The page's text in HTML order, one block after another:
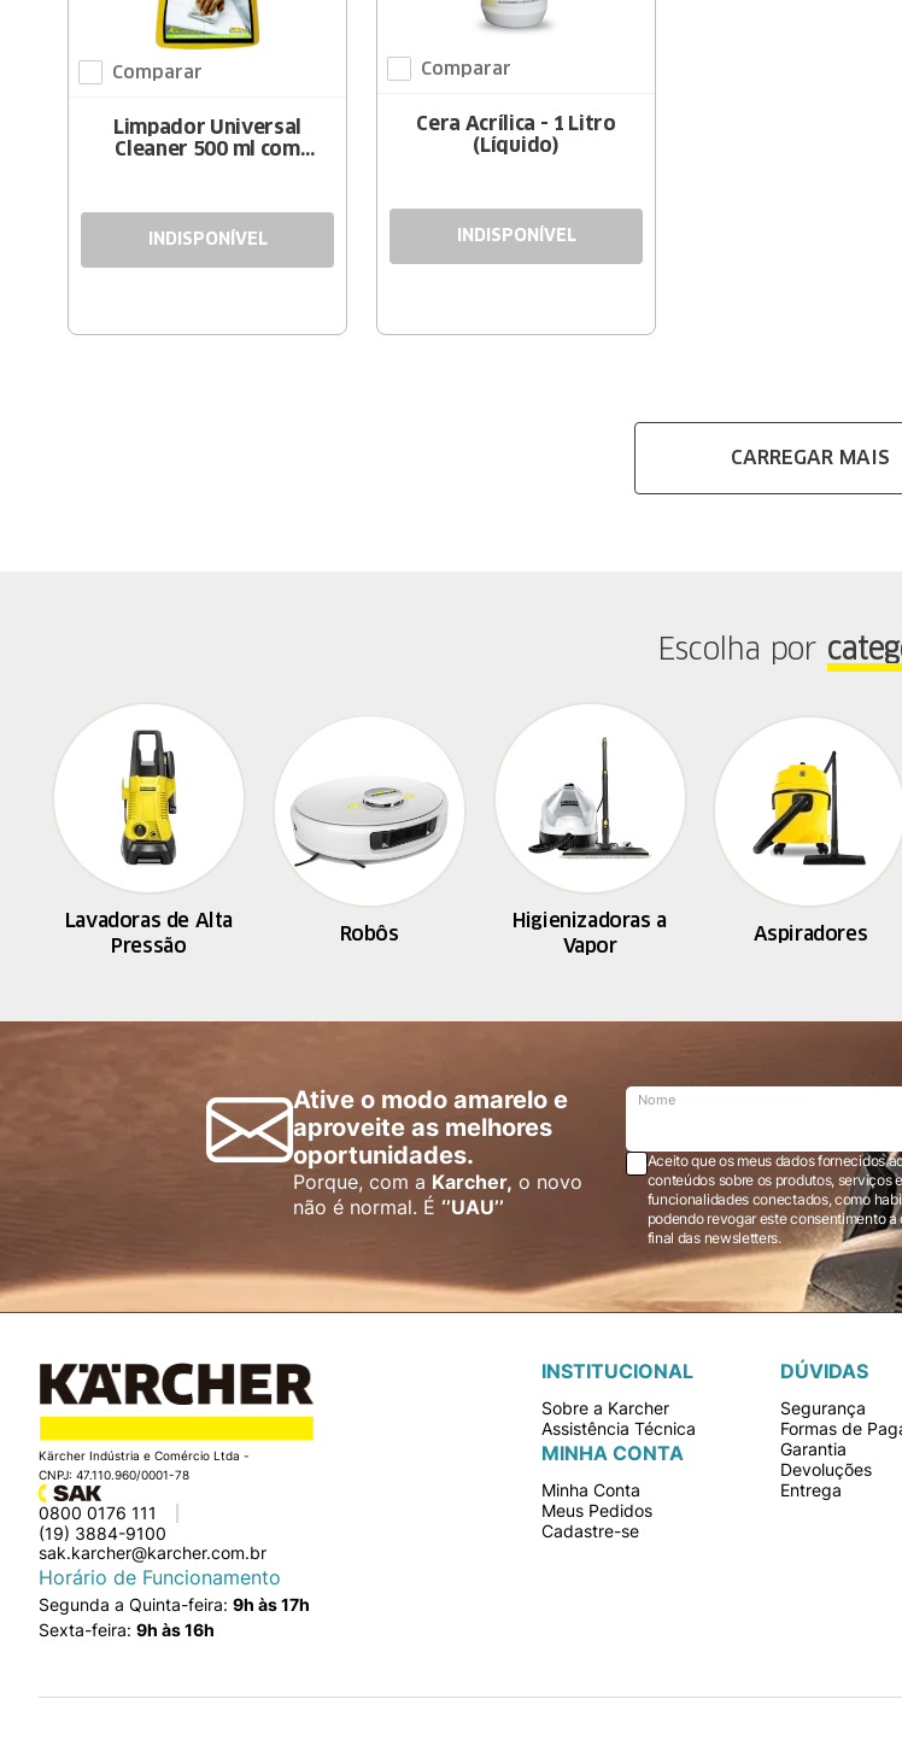
Comparar
Limpador Universal
Cleaner 500 ml com
INDISPONÍVEL
Comparar
Cera Acrílica - 1 Litro
(Líquido)
INDISPONÍVEL
Escolha por
Lavadoras de Alta
Pressão
Robôs
Higienizadoras a
Vapor
Aspiradores
Ative o modo amarelo e
aproveite as melhores
oportunidades.
Porque, com a Karcher, o novo
não é normal. É ‘’UAU’’
Nome
Aceito que os meus dados fornecidos
conteúdos sobre os produtos, serviços e novidades sobre a Karcher Brasil via e-
funcionalidades conectados, como
podendo revogar este consentimento a qualquer tempo através da opção “cancelar inscrição” localizada ao
final das newsletters.
Kärcher Indústria e Comércio Ltda -
CNPJ: 47.110.960/0001-78
0800 0176 111
(19) 3884-9100
sak.karcher@karcher.com.br
Horário de Funcionamento
Segunda a Quinta-feira: 9h às 17h
Sexta-feira: 9h às 16h
INSTITUCIONAL
Sobre a Karcher
Assistência Técnica
MINHA CONTA
Minha Conta
Meus Pedidos
Cadastre-se
DÚVIDAS
Segurança
Formas de
Garantia
Devoluções
Entrega